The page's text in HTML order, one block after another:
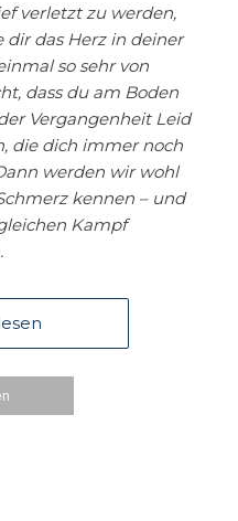
verletzt zu werden,
dir das Herz in deiner
so sehr von
dass du am Boden
Vergangenheit Leid
die dich immer noch
werden wir wohl
kennen – und
Kampf